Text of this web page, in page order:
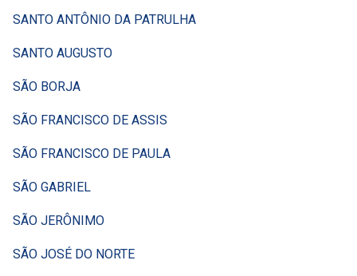
SANTO ANTÔNIO DA PATRULHA
SANTO AUGUSTO
SÃO BORJA
SÃO FRANCISCO DE ASSIS
SÃO FRANCISCO DE PAULA
SÃO GABRIEL
SÃO JERÔNIMO
SÃO JOSÉ DO NORTE